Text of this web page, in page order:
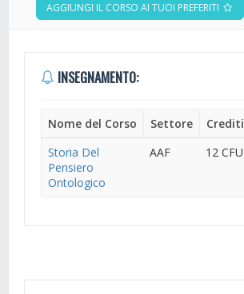
AGGIUNGI IL CORSO AI TUOI PREFERITI
INSEGNAMENTO:
Nome del Corso Settore Crediti
Storia Del
Pensiero
Ontologico
AAF
12 CFU